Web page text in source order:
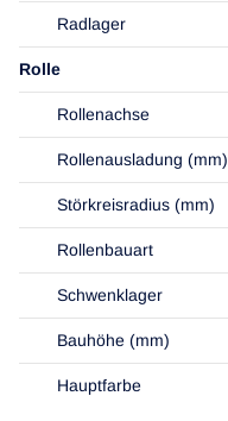
Radlager
Rolle
Rollenachse
Rollenausladung (mm)
Störkreisradius (mm)
Rollenbauart
Schwenklager
Bauhöhe (mm)
Hauptfarbe